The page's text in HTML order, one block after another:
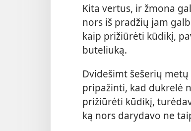
Kita vertus, ir žmona
nors iš pradžių jam
kaip prižiūrėti kūdikį,
buteliuką.
Dvidešimt šešerių
pripažinti, kad dukrelė
prižiūrėti kūdikį,
ką nors darydavo ne